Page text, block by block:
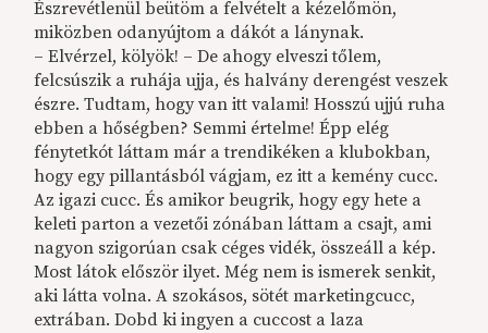
Észrevétlenül beütöm a felvételt a kézelőmön,
miközben odanyújtom a dákót a lánynak.
– Elvérzel, kölyök! – De ahogy elveszi tőlem,
felcsúszik a ruhája ujja, és halvány derengést veszek
észre. Tudtam, hogy van itt valami! Hosszú ujjú ruha
ebben a hőségben? Semmi értelme! Épp elég
fénytetkót láttam már a trendikéken a klubokban,
hogy egy pillantásból vágjam, ez itt a kemény cucc.
Az igazi cucc. És amikor beugrik, hogy egy hete a
keleti parton a vezetői zónában láttam a csajt, ami
nagyon szigorúan csak céges vidék, összeáll a kép.
Most látok először ilyet. Még nem is ismerek senkit,
aki látta volna. A szokásos, sötét marketingcucc,
extrában. Dobd ki ingyen a cuccost a laza